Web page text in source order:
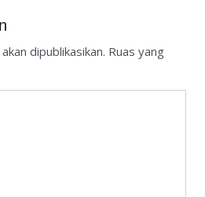
dipublikasikan. Ruas yang